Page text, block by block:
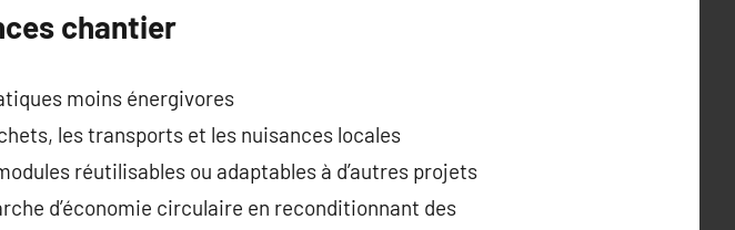
chantier
moins énergivores
les transports et les nuisances locales
réutilisables ou adaptables à d’autres projets
d’économie circulaire en reconditionnant des